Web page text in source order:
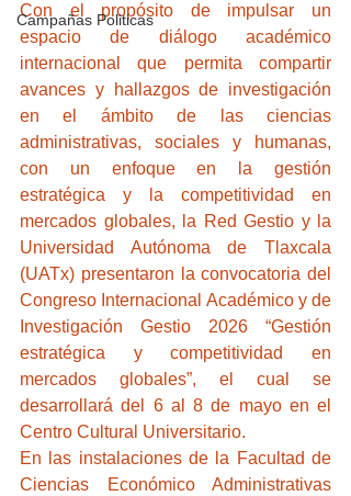
Campañas Politicas
Con el propósito de impulsar un
espacio de diálogo académico
internacional que permita compartir
avances y hallazgos de investigación
en el ámbito de las ciencias
administrativas, sociales y humanas,
con un enfoque en la gestión
estratégica y la competitividad en
mercados globales, la Red Gestio y la
Universidad Autónoma de Tlaxcala
(UATx) presentaron la convocatoria del
Congreso Internacional Académico y de
Investigación Gestio 2026 “Gestión
estratégica y competitividad en
mercados globales”, el cual se
desarrollará del 6 al 8 de mayo en el
Centro Cultural Universitario.
En las instalaciones de la Facultad de
Ciencias Económico Administrativas